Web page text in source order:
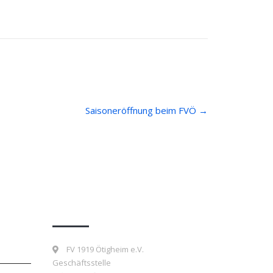
Saisoneröffnung beim FVÖ →
FV 1919 Ötigheim e.V.
Geschäftsstelle